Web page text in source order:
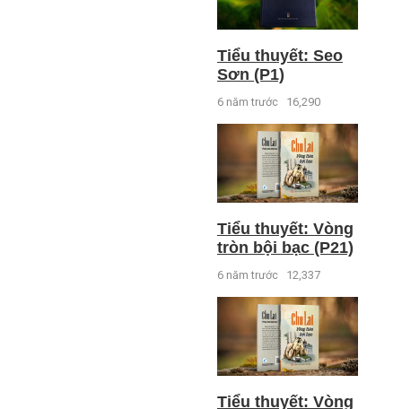
Tiểu thuyết: Seo
Sơn (P1)
6 năm trước 16,290
Tiểu thuyết: Vòng
tròn bội bạc (P21)
6 năm trước 12,337
Tiểu thuyết: Vòng